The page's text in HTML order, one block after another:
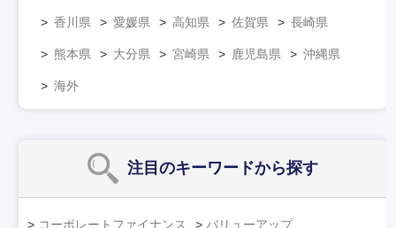
香川県 愛媛県 高知県 佐賀県 長崎県
熊本県 大分県 宮崎県 鹿児島県 沖縄県
海外
注目のキーワードから探す
コーポレートファイナンス バリューアップ